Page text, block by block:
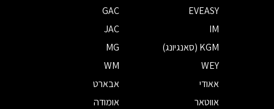
EVEASY
GAC
IM
JAC
KGM (סאנגיונג)
MG
WEY
WM
אאודי
אבארט
אווטאר
אומודה